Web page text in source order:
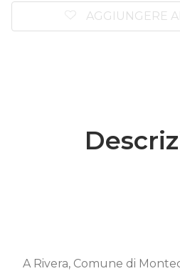
AGGIUNGERE
A Rivera, Comune di